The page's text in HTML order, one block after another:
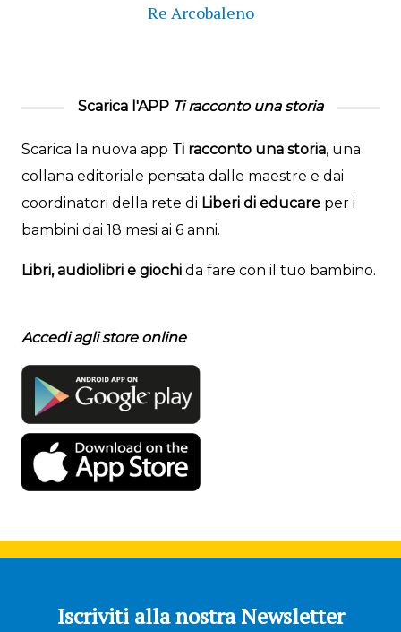
Re Arcobaleno
Scarica l'APP Ti racconto una storia
Scarica la nuova app Ti racconto una storia, una
collana editoriale pensata dalle maestre e dai
coordinatori della rete di Liberi di educare per i
bambini dai 18 mesi ai 6 anni.
Libri, audiolibri e giochi da fare con il tuo bambino.
Accedi agli store online
Iscriviti alla nostra Newsletter